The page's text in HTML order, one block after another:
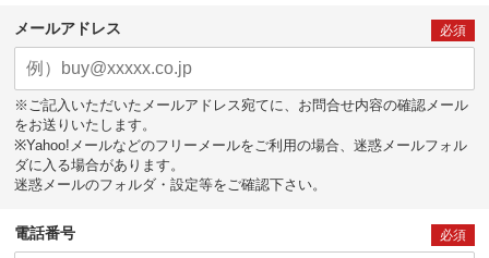
メールアドレス 必須
※ご記入いただいたメールアドレス宛てに、お問合せ内容の確認メール
をお送りいたします。
※Yahoo!メールなどのフリーメールをご利用の場合、迷惑メールフォル
ダに入る場合があります。
迷惑メールのフォルダ・設定等をご確認下さい。
電話番号 必須